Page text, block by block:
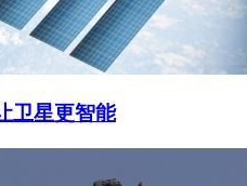
卫星更智能